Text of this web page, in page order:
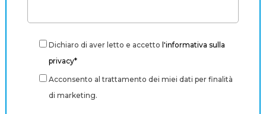
Dichiaro di aver letto e accetto l'informativa sulla
privacy*
Acconsento al trattamento dei miei dati per finalità
di marketing.